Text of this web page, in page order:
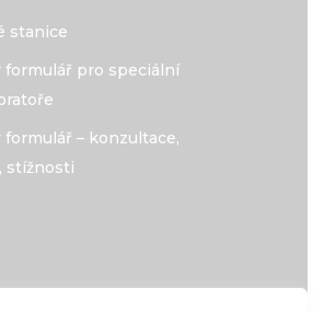
stanice
formulář pro speciální
– konzultace,
stížnosti